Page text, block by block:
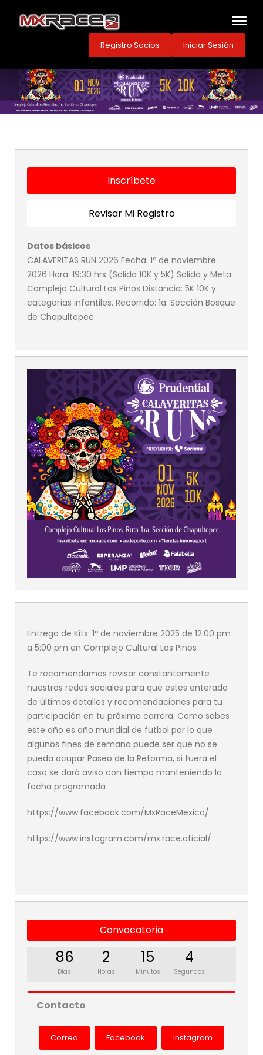
Registro Socios Iniciar Sesión
Inscríbete
Revisar Mi Registro
Datos básicos
CALAVERITAS RUN 2026 Fecha: 1º de noviembre
2026 Hora: 19:30 hrs (Salida 10K y 5K) Salida y Meta:
Complejo Cultural Los Pinos Distancia: 5K 10K y
categorías infantiles. Recorrido: 1a. Sección Bosque
de Chapultepec
Entrega de Kits: 1º de noviembre 2025 de 12:00 pm
a 5:00 pm en Complejo Cultural Los Pinos
Te recomendamos revisar constantemente
nuestras redes sociales para que estes enterado
de últimos detalles y recomendaciones para tu
participación en tu próxima carrera. Como sabes
este año es año mundial de futbol por lo que
algunos fines de semana puede ser que no se
pueda ocupar Paseo de la Reforma, si fuera el
caso se dará aviso con tiempo manteniendo la
fecha programada
https://www.facebook.com/MxRaceMexico/
https://www.instagram.com/mx.race.oficial/
Convocatoria
86 2 15 4
Días Horas Minutos Segundos
Contacto
Correo Facebook Instagram